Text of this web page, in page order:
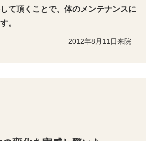
て頂くことで、体のメンテナンスに
。
2012年8月11日来院